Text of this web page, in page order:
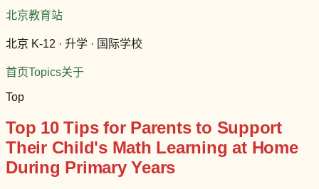
北京教育站
北京 K-12 · 升学 · 国际学校
首页Topics关于
Top
Top 10 Tips for Parents to Support
Their Child's Math Learning at Home
During Primary Years